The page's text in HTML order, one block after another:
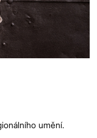
organizace.
umění.